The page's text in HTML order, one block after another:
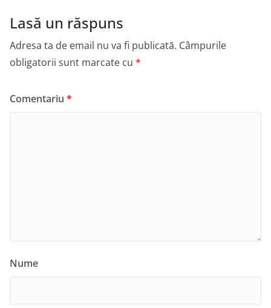
Lasă un răspuns
Adresa ta de email nu va fi publicată. Câmpurile
obligatorii sunt marcate cu *
Comentariu *
Nume